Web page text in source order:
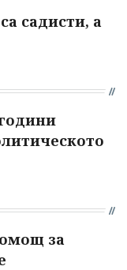
садисти, а
за